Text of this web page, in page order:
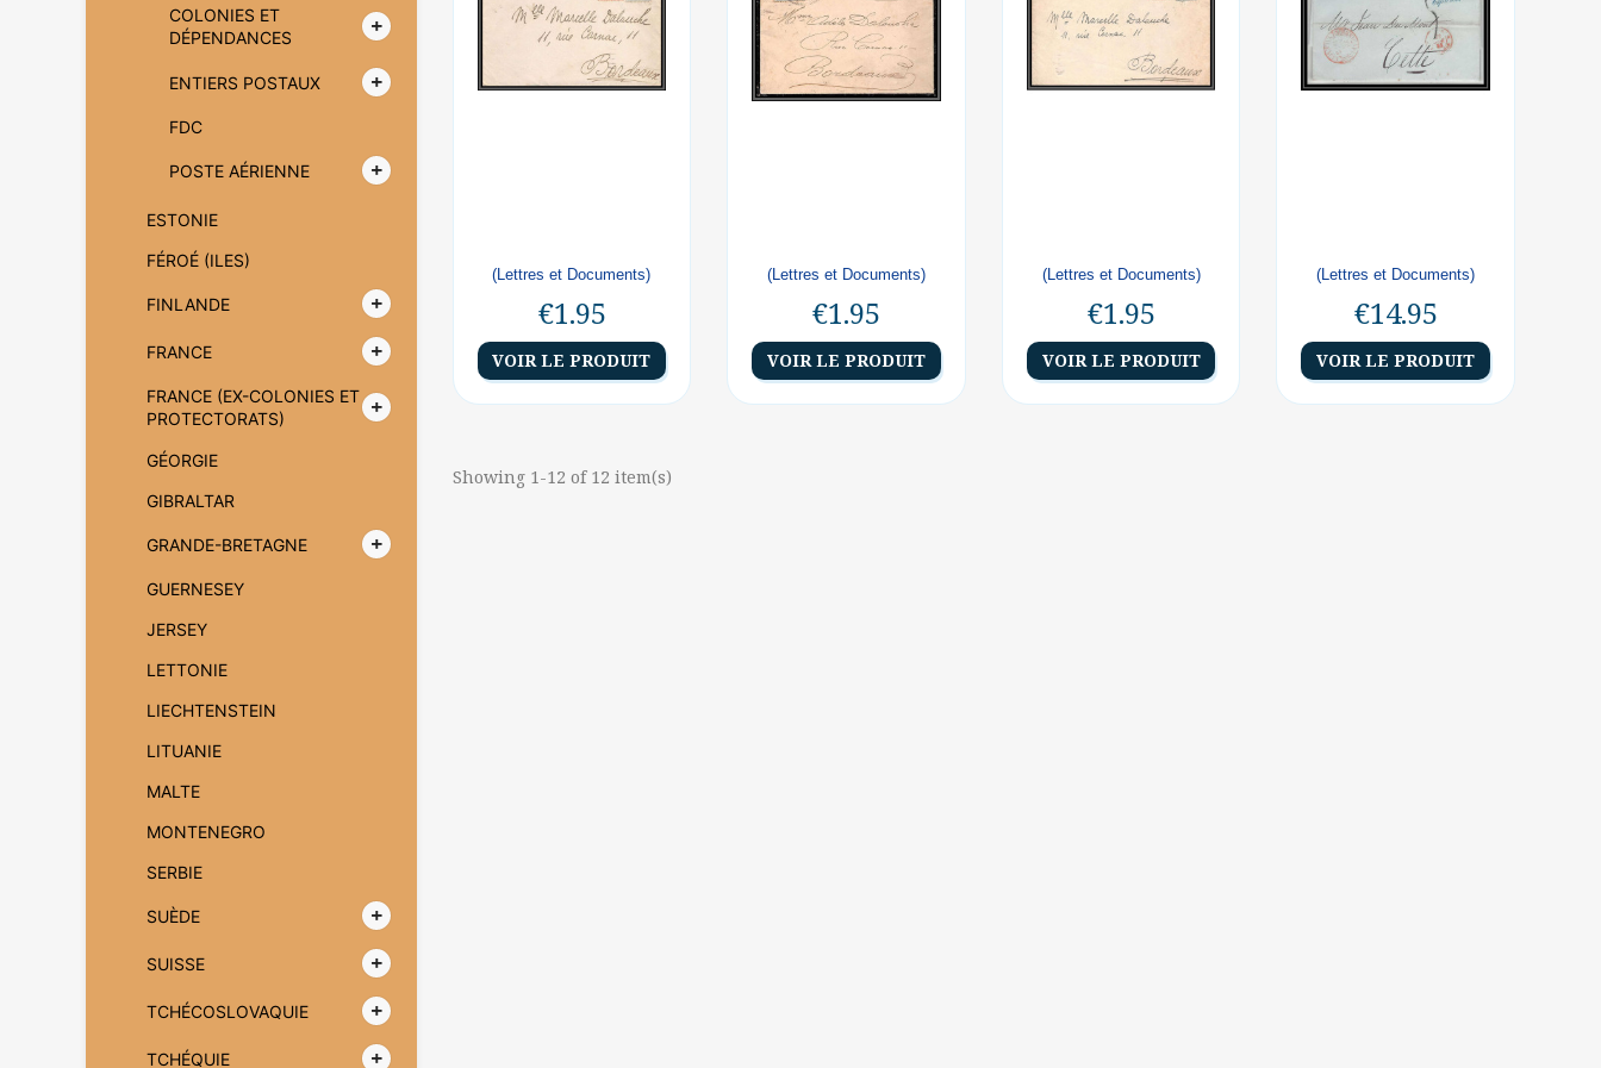
COLONIES ET
DÉPENDANCES
ENTIERS POSTAUX
FDC
POSTE AÉRIENNE
ESTONIE
FÉROÉ (ILES)
FINLANDE
FRANCE
FRANCE (EX-COLONIES ET
PROTECTORATS)
GÉORGIE
GIBRALTAR
GRANDE-BRETAGNE
GUERNESEY
JERSEY
LETTONIE
LIECHTENSTEIN
LITUANIE
MALTE
MONTENEGRO
SERBIE
SUÈDE
SUISSE
TCHÉCOSLOVAQUIE
TCHÉQUIE
(Lettres et Documents)
€1.95
VOIR LE PRODUIT
(Lettres et Documents)
€1.95
VOIR LE PRODUIT
(Lettres et Documents)
€1.95
VOIR LE PRODUIT
(Lettres et Documents)
€14.95
VOIR LE PRODUIT
Showing 1-12 of 12 item(s)